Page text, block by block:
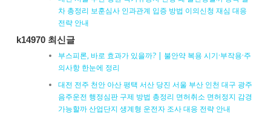
차 총정리 보훈심사 인과관계 입증 방법 이의신청 재심 대응
전략 안내
k14970 최신글
부스피론, 바로 효과가 있을까? | 불안약 복용 시기·부작용·주
의사항 한눈에 정리
대전 전주 천안 아산 평택 서산 당진 서울 부산 인천 대구 광주
음주운전 행정심판 구제 방법 총정리 면허취소 면허정지 감경
가능할까 산업단지 생계형 운전자 조사 대응 전략 안내